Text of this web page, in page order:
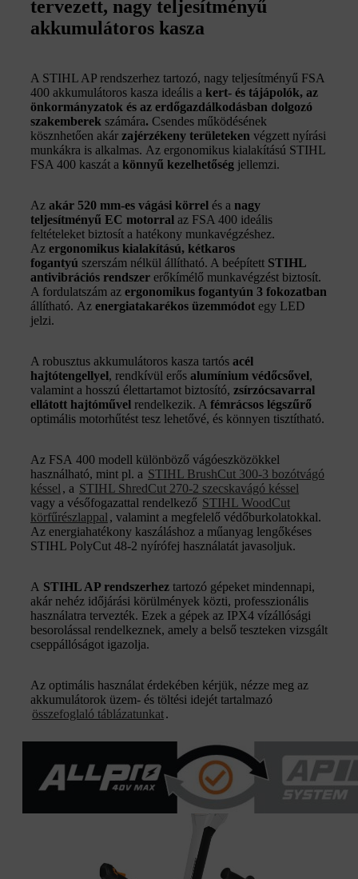
tervezett, nagy teljesítményű
akkumulátoros kasza
A STIHL AP rendszerhez tartozó, nagy teljesítményű FSA
400 akkumulátoros kasza ideális a kert- és tájápolók, az
önkormányzatok és az erdőgazdálkodásban dolgozó
szakemberek számára. Csendes működésének
kösznhetően akár zajérzékeny területeken végzett nyírási
munkákra is alkalmas. Az ergonomikus kialakítású STIHL
FSA 400 kaszát a könnyű kezelhetőség jellemzi.
Az akár 520 mm-es vágási körrel és a nagy
teljesítményű EC motorral az FSA 400 ideális
feltételeket biztosít a hatékony munkavégzéshez.
Az ergonomikus kialakítású, kétkaros
fogantyú szerszám nélkül állítható. A beépített STIHL
antivibrációs rendszer erőkímélő munkavégzést biztosít.
A fordulatszám az ergonomikus fogantyún 3 fokozatban
állítható. Az energiatakarékos üzemmódot egy LED
jelzi.
A robusztus akkumulátoros kasza tartós acél
hajtótengellyel, rendkívül erős alumínium védőcsővel,
valamint a hosszú élettartamot biztosító, zsírzócsavarral
ellátott hajtóművel rendelkezik. A fémrácsos légszűrő
optimális motorhűtést tesz lehetővé, és könnyen tisztítható.
Az FSA 400 modell különböző vágóeszközökkel
használható, mint pl. a STIHL BrushCut 300-3 bozótvágó
késsel , a STIHL ShredCut 270-2 szecskavágó késsel
vagy a vésőfogazattal rendelkező STIHL WoodCut
körfűrészlappal , valamint a megfelelő védőburkolatokkal.
Az energiahatékony kaszáláshoz a műanyag lengőkéses
STIHL PolyCut 48-2 nyírófej használatát javasoljuk.
A STIHL AP rendszerhez tartozó gépeket mindennapi,
akár nehéz időjárási körülmények közti, professzionális
használatra tervezték. Ezek a gépek az IPX4 vízállósági
besorolással rendelkeznek, amely a belső teszteken vizsgált
cseppállóságot igazolja.
Az optimális használat érdekében kérjük, nézze meg az
akkumulátorok üzem- és töltési idejét tartalmazó
összefoglaló táblázatunkat.